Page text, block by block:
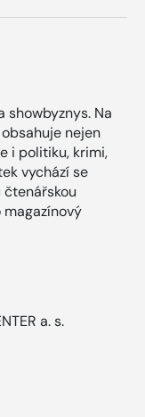
showbyznys. Na
nejen
i politiku, krimi,
vychází se
magazínový
a. s.